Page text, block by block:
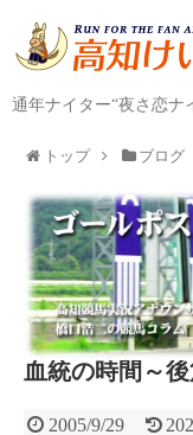
通年ナイター“夜さ恋ナ
トップ ブログ
血統の時間～
2005/9/29